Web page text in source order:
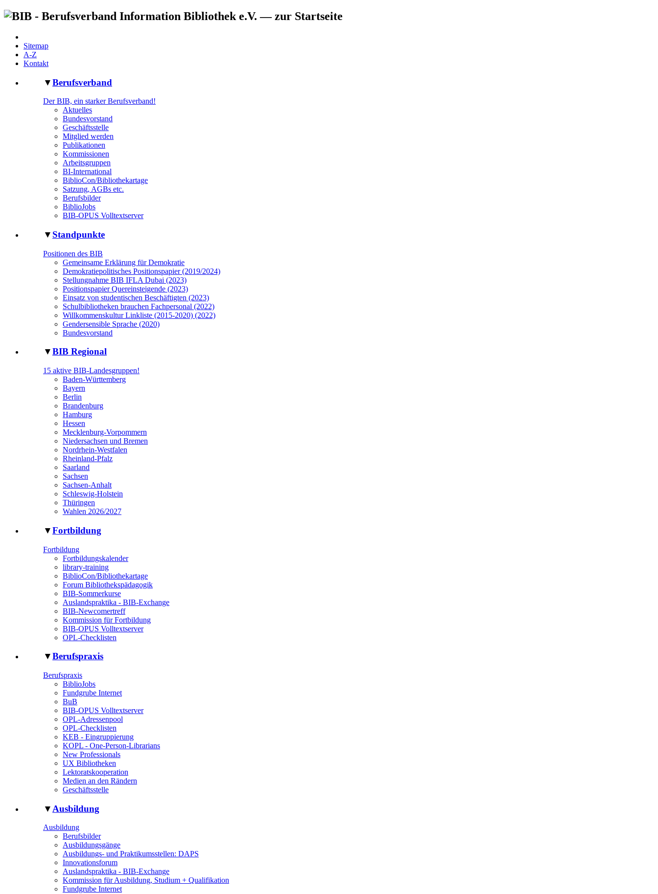
Sitemap
A-Z
Kontakt
▼Berufsverband
Der BIB, ein starker Berufsverband!
Aktuelles
Bundesvorstand
Geschäftsstelle
Mitglied werden
Publikationen
Kommissionen
Arbeitsgruppen
BI-International
BiblioCon/Bibliothekartage
Satzung, AGBs etc.
Berufsbilder
BiblioJobs
BIB-OPUS Volltextserver
▼ Standpunkte
Positionen des BIB
Gemeinsame Erklärung für Demokratie
Demokratiepolitisches Positionspapier (2019/2024)
Stellungnahme BIB IFLA Dubai (2023)
Positionspapier Quereinsteigende (2023)
Einsatz von studentischen Beschäftigten (2023)
Schulbibliotheken brauchen Fachpersonal (2022)
Willkommenskultur Linkliste (2015-2020) (2022)
Gendersensible Sprache (2020)
Bundesvorstand
▼BIB Regional
15 aktive BIB-Landesgruppen!
Baden-Württemberg
Bayern
Berlin
Brandenburg
Hamburg
Hessen
Mecklenburg-Vorpommern
Niedersachsen und Bremen
Nordrhein-Westfalen
Rheinland-Pfalz
Saarland
Sachsen
Sachsen-Anhalt
Schleswig-Holstein
Thüringen
Wahlen 2026/2027
▼Fortbildung
Fortbildung
Fortbildungskalender
library-training
BiblioCon/Bibliothekartage
Forum Bibliothekspädagogik
BIB-Sommerkurse
Auslandspraktika - BIB-Exchange
BIB-Newcomertreff
Kommission für Fortbildung
BIB-OPUS Volltextserver
OPL-Checklisten
▼Berufspraxis
Berufspraxis
BiblioJobs
Fundgrube Internet
BuB
BIB-OPUS Volltextserver
OPL-Adressenpool
OPL-Checklisten
KEB - Eingruppierung
KOPL - One-Person-Librarians
New Professionals
UX Bibliotheken
Lektoratskooperation
Medien an den Rändern
Geschäftsstelle
▼ Ausbildung
Ausbildung
Berufsbilder
Ausbildungsgänge
Ausbildungs- und Praktikumsstellen: DAPS
Innovationsforum
Auslandspraktika - BIB-Exchange
Kommission für Ausbildung, Studium + Qualifikation
Fundgrube Internet